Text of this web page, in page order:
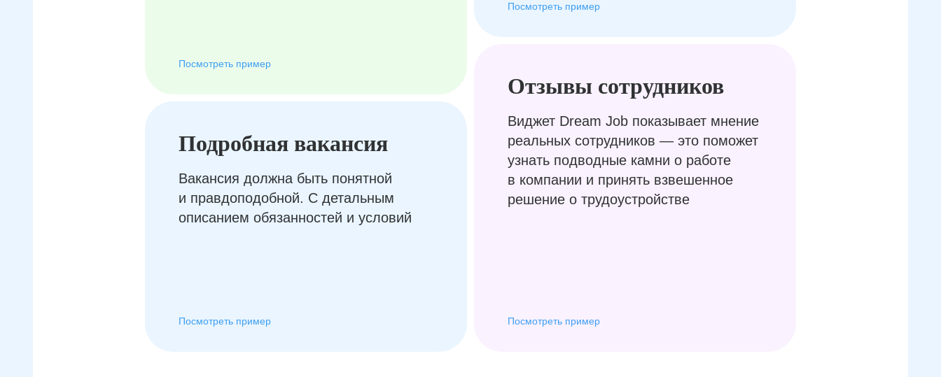
Посмотреть пример
Подробная вакансия
Вакансия должна быть понятной
и правдоподобной. С детальным
описанием обязанностей и условий
Посмотреть пример
Отзывы сотрудников
Виджет Dream Job показывает мнение
реальных сотрудников — это поможет
узнать подводные камни о работе
в компании и принять взвешенное
решение о трудоустройстве
Посмотреть пример
Посмотреть пример